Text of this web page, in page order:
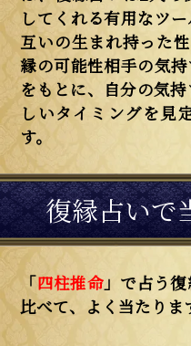
してくれる有用なツ
互いの生まれ持った
縁の可能性相手の気
をもとに、自分の気
しいタイミングを見
す。
復縁占いで
「四柱推命 」で占う
比べて、よく当たりま